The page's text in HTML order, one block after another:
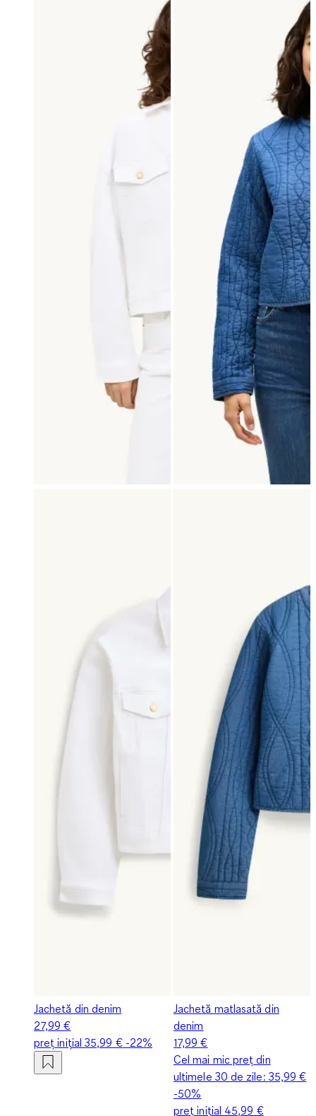
Jachetă din denim
27,99 €
preț inițial35,99 €-22%
Jachetă matlasată din
denim
17,99 €
Cel mai mic preț din
ultimele 30 de zile: 35,99 €
-50%
preț inițial 45,99 €